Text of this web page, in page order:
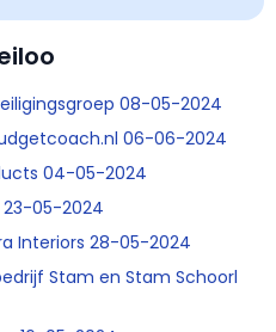
08-05-2024
06-06-2024
04-05-2024
23-05-2024
Interiors 28-05-2024
Stam en Stam Schoorl